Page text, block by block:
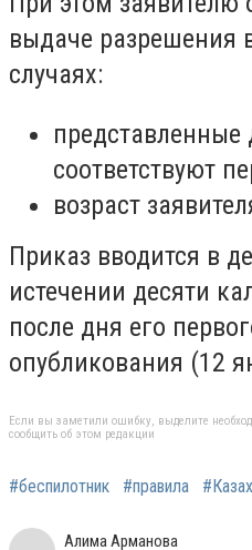
выдаче разрешения
случаях:
соответствуют
возраст
Приказ вводится в
истечении десяти
после дня его
опубликования (12
Если вы заметили ошибку, выделите
сообщить об этом редакции
#беспилотник #правила
Алима Арманова